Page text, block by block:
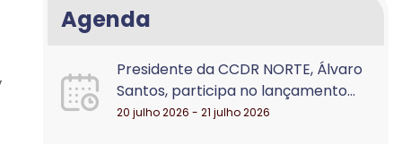
Agenda
Presidente da CCDR NORTE, Álvaro
Santos, participa no lançamento...
20 julho 2026 - 21 julho 2026